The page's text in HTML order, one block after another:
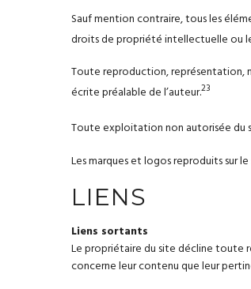
Sauf mention contraire, tous les
droits de propriété intellectuelle ou
Toute reproduction, représentation,
écrite préalable de l’auteur.23
Toute exploitation non autorisée du
Les marques et logos reproduits sur
LIENS
Liens sortants
Le propriétaire du site décline toute
concerne leur contenu que leur